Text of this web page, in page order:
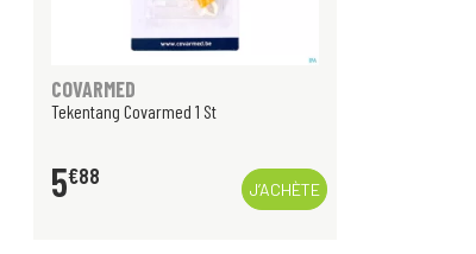
COVARMED
Tekentang Covarmed 1 St
5€88
J’ACHÈTE